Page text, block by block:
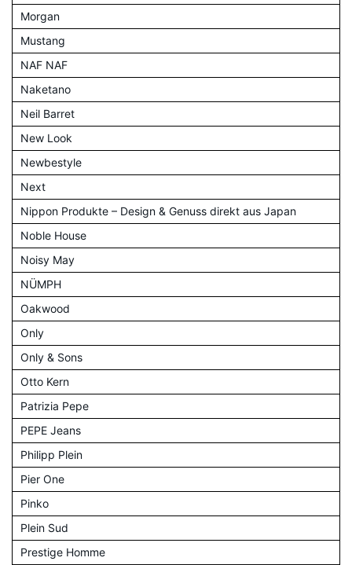
Morgan
Mustang
NAF NAF
Naketano
Neil Barret
New Look
Newbestyle
Next
Nippon Produkte – Design & Genuss direkt aus Japan
Noble House
Noisy May
NÜMPH
Oakwood
Only
Only & Sons
Otto Kern
Patrizia Pepe
PEPE Jeans
Philipp Plein
Pier One
Pinko
Plein Sud
Prestige Homme